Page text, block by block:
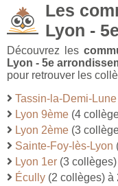
Les
Lyon -
Découvrez les
Lyon - 5e
pour retrouver les
Tassin-la-Demi-Lune
Lyon 9ème (4
Lyon 2ème (3
Sainte-Foy-lès-Lyon
Lyon 1er (3
Écully (2 collèges) à